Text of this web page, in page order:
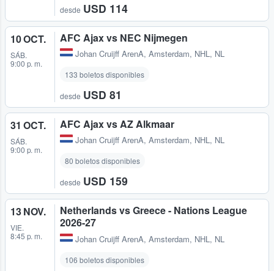
desde USD 114
10 OCT.
SÁB.
9:00 p. m.
AFC Ajax vs NEC Nijmegen
Johan Cruijff ArenA, Amsterdam, NHL, NL
133 boletos disponibles
desde USD 81
31 OCT.
SÁB.
9:00 p. m.
AFC Ajax vs AZ Alkmaar
Johan Cruijff ArenA, Amsterdam, NHL, NL
80 boletos disponibles
desde USD 159
13 NOV.
VIE.
8:45 p. m.
Netherlands vs Greece - Nations League
2026-27
Johan Cruijff ArenA, Amsterdam, NHL, NL
106 boletos disponibles